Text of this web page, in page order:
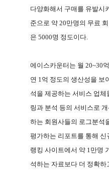
다양화해서 구매를 유발시
준으로 약 20만명의 무료
은 5000명 정도이다.
에이스카운터는 월 20~30
연 1억 정도의 생산성을 보
석을 제공하는 서비스 업
링과 분석 등의 서비스로 개
하는 회원사들의 로그분석
평가하는 리포트를 통해
랭킹 사이트에서 약 1만명
석하는 자료보다 더 정확